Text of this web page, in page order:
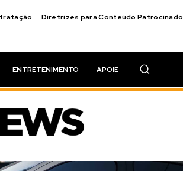
Diretrizes para Conteúdo Patrocinado
ENTRETENIMENTO APOIE